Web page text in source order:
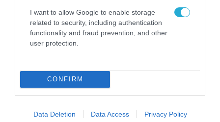
I want to allow Google to enable storage
related to security, including authentication
functionality and fraud prevention, and other
user protection.
CONFIRM
Data Deletion Data Access Privacy Policy
07.08.2026 | 20:02
απομάκρυνσής του